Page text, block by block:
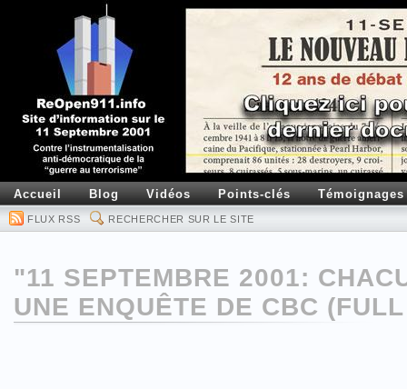
Accueil Blog Vidéos Points-clés Témoignages
FLUX RSS RECHERCHER SUR LE SITE
"11 SEPTEMBRE 2001:
UNE ENQUÊTE DE CBC